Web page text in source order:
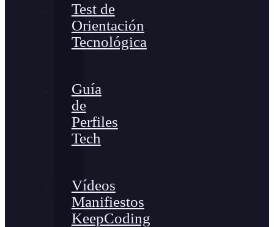
Test de
Orientación
Tecnológica
Guía
de
Perfiles
Tech
Vídeos
Manifiestos
KeepCoding